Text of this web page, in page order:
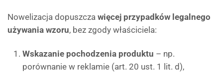
Nowelizacja dopuszcza więcej przypadków legalnego
używania wzoru, bez zgody właściciela:
Wskazanie pochodzenia produktu – np.
porównanie w reklamie (art. 20 ust. 1 lit. d),